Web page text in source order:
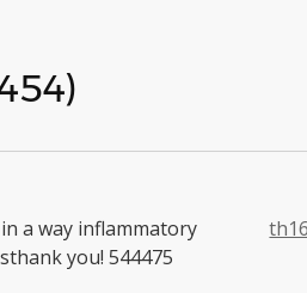
a way inflammatory
you! 544475